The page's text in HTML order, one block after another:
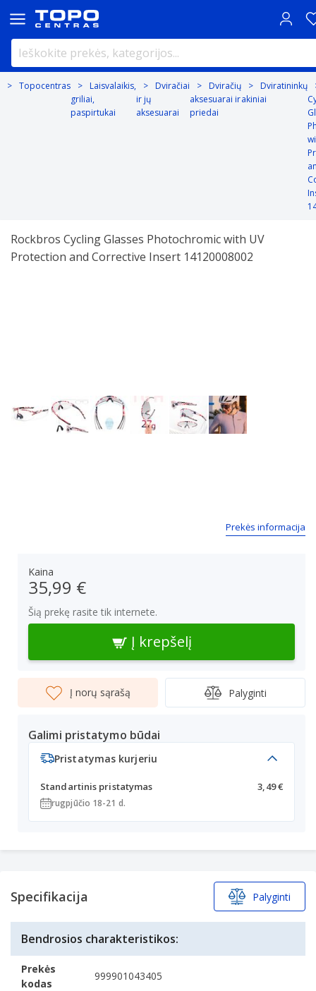
Topocentras
Laisvalaikis,
griliai,
paspirtukai
Dviračiai
ir jų
aksesuarai
Dviračių
aksesuarai ir
priedai
Dviratininkų
akiniai
Rockbros Cycling Glasses Photochromic with UV
Protection and Corrective Insert 14120008002
Prekės informacija
Kaina
35,99 €
Šią prekę rasite tik internete.
Į krepšelį
Į norų sąrašą Palyginti
Galimi pristatymo būdai
Pristatymas kurjeriu
Standartinis pristatymas 3,49 €
rugpjūčio 18-21 d.
Specifikacija Palyginti
Bendrosios charakteristikos:
Prekės
kodas
999901043405